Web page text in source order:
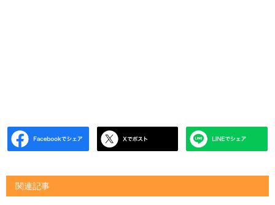
関連記事